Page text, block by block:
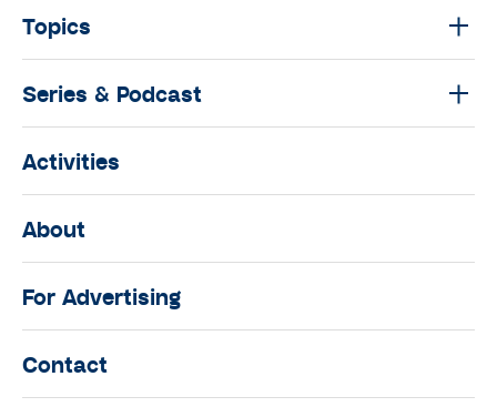
Topics
Series & Podcast
Activities
About
For Advertising
Contact